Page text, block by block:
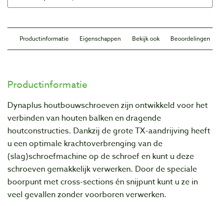
Productinformatie Eigenschappen Bekijk ook Beoordelingen
Productinformatie
Dynaplus houtbouwschroeven zijn ontwikkeld voor het
verbinden van houten balken en dragende
houtconstructies. Dankzij de grote TX-aandrijving heeft
u een optimale krachtoverbrenging van de
(slag)schroefmachine op de schroef en kunt u deze
schroeven gemakkelijk verwerken. Door de speciale
boorpunt met cross-sections én snijpunt kunt u ze in
veel gevallen zonder voorboren verwerken.